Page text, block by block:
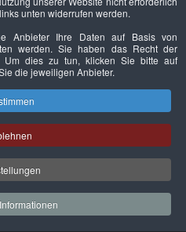
Nachhaltigkeit
Deutscher
e.V..
unten widerrufen werden.
Anbieter Ihre Daten auf Basis von
werden. Sie haben das Recht der
Um dies zu tun, klicken Sie bitte auf
die jeweiligen Anbieter.